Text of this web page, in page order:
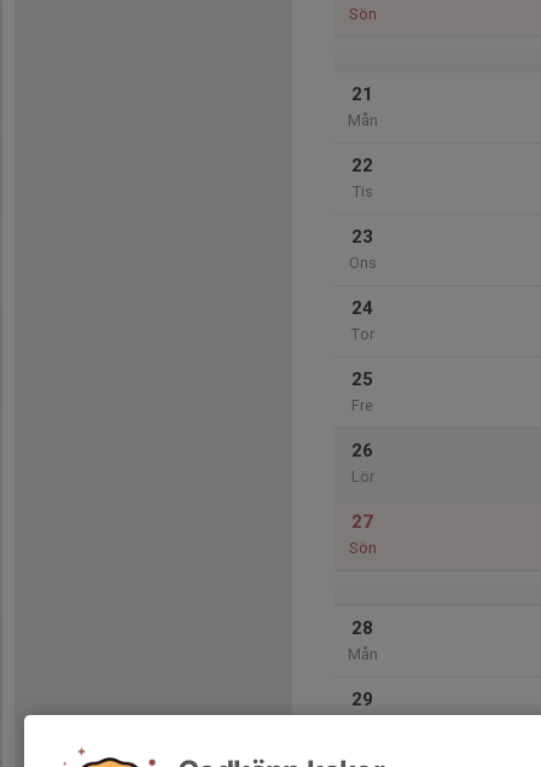
Sön
21
Mån
22
Tis
23
Ons
24
Tor
25
Fre
26
Lör
27
Sön
28
Mån
29